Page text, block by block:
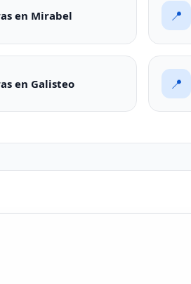
en Mirabel 📍
en Galisteo 📍